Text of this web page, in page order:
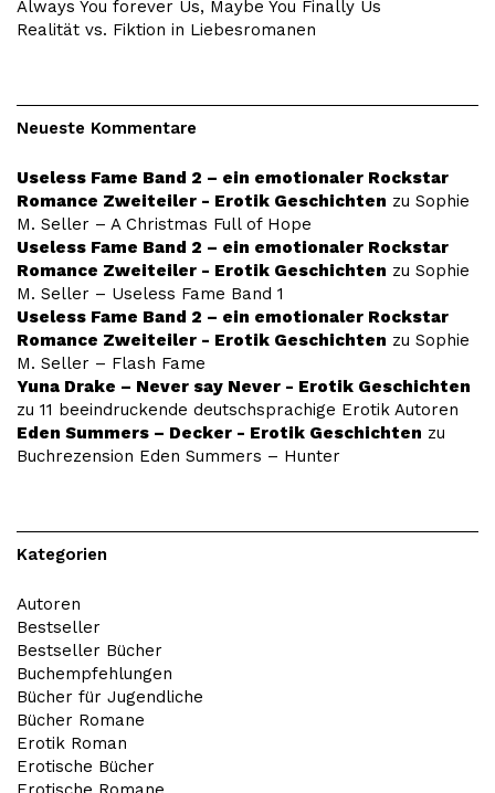
Always You forever Us, Maybe You Finally Us
Realität vs. Fiktion in Liebesromanen
Neueste Kommentare
Useless Fame Band 2 – ein emotionaler Rockstar
Romance Zweiteiler - Erotik Geschichten zu Sophie
M. Seller – A Christmas Full of Hope
Useless Fame Band 2 – ein emotionaler Rockstar
Romance Zweiteiler - Erotik Geschichten zu Sophie
M. Seller – Useless Fame Band 1
Useless Fame Band 2 – ein emotionaler Rockstar
Romance Zweiteiler - Erotik Geschichten zu Sophie
M. Seller – Flash Fame
Yuna Drake – Never say Never - Erotik Geschichten
zu 11 beeindruckende deutschsprachige Erotik Autoren
Eden Summers – Decker - Erotik Geschichten zu
Buchrezension Eden Summers – Hunter
Kategorien
Autoren
Bestseller
Bestseller Bücher
Buchempfehlungen
Bücher für Jugendliche
Bücher Romane
Erotik Roman
Erotische Bücher